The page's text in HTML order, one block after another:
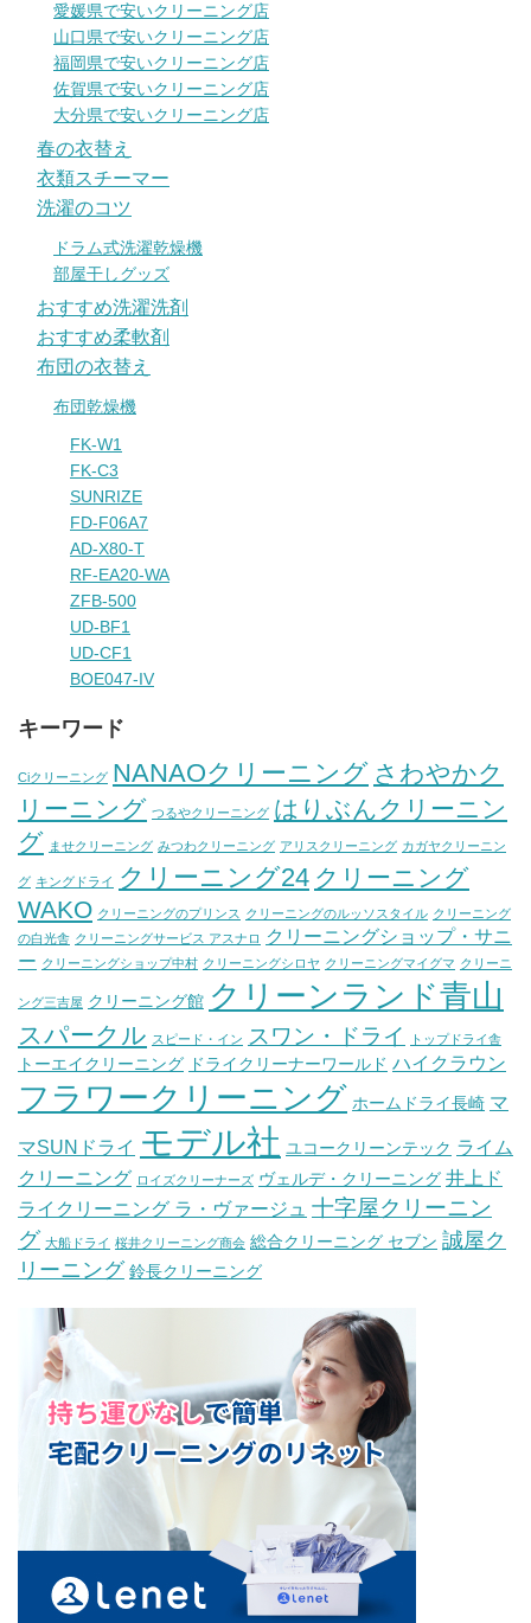
愛媛県で安いクリーニング店
山口県で安いクリーニング店
福岡県で安いクリーニング店
佐賀県で安いクリーニング店
大分県で安いクリーニング店
春の衣替え
衣類スチーマー
洗濯のコツ
ドラム式洗濯乾燥機
部屋干しグッズ
おすすめ洗濯洗剤
おすすめ柔軟剤
布団の衣替え
布団乾燥機
FK-W1
FK-C3
SUNRIZE
FD-F06A7
AD-X80-T
RF-EA20-WA
ZFB-500
UD-BF1
UD-CF1
BOE047-IV
キーワード
Ciクリーニング NANAOクリーニング さわやかク
リーニング つるやクリーニング はりぶんクリーニン
グ ませクリーニング みつわクリーニング アリスクリーニング カガヤクリーニン
グ キングドライ クリーニング24 クリーニング
WAKO クリーニングのプリンス クリーニングのルッソスタイル クリーニング
の白光舎 クリーニングサービス アスナロ
クリーニングショップ・サニ
ー クリーニングショップ中村 クリーニングシロヤ クリーニングマイグマ クリーニ
ング三吉屋 クリーニング館 クリーンランド青山
スパークル スピード・イン スワン・ドライ トップドライ舎
トーエイクリーニング ドライクリーナーワールド ハイクラウン
フラワークリーニング ホームドライ長崎 マ
マSUNドライ モデル社 ユコークリーンテック ライム
クリーニング ロイズクリーナーズ ヴェルデ・クリーニング 井上ド
ライクリーニング ラ・ヴァージュ 十字屋クリーニン
グ 大船ドライ 桜井クリーニング商会 総合クリーニング セブン 誠屋ク
リーニング 鈴長クリーニング